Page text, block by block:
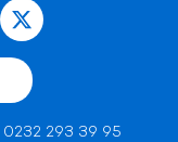
0232 293 39 95